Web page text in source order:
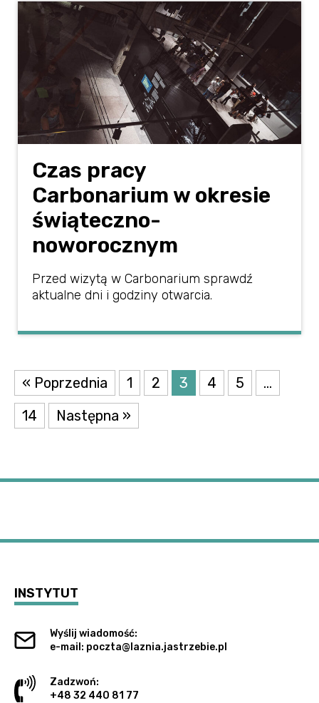
Czas pracy
Carbonarium w okresie
świąteczno-
noworocznym
Przed wizytą w Carbonarium sprawdź
aktualne dni i godziny otwarcia.
« Poprzednia 1 2 3 4 5
…
14
Następna »
INSTYTUT
Wyślij wiadomość:
e-mail: poczta@laznia.jastrzebie.pl
Zadzwoń:
+48 32 440 81 77